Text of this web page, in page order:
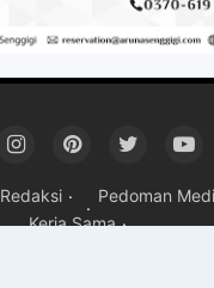
Redaksi
Pedoman
Kerja Sama